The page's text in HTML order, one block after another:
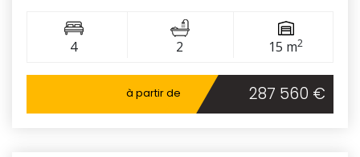
4 2 15 m2
à partir de 287 560 €